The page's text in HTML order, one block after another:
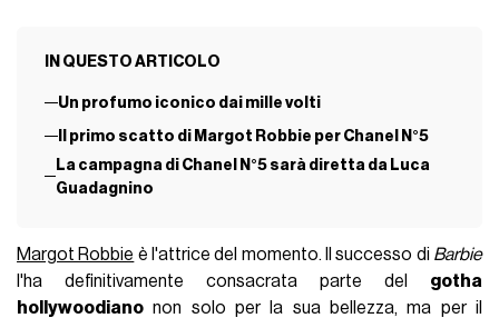
IN QUESTO ARTICOLO
Un profumo iconico dai mille volti
Il primo scatto di Margot Robbie per Chanel N°5
La campagna di Chanel N°5 sarà diretta da Luca
Guadagnino
Margot Robbie è l'attrice del momento. Il successo di Barbie
l'ha definitivamente consacrata parte del gotha
hollywoodiano non solo per la sua bellezza, ma per il